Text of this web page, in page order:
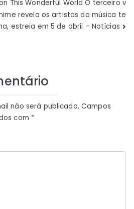
This Wonderful World O terceiro v
revela os artistas da música te
estreia em 5 de abril – Notícias
não será publicado. Campos
com *